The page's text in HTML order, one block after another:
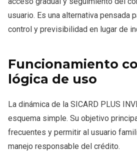
usuario. Es una alternativa pensada
control y previsibilidad en lugar de
Funcionamiento
lógica de uso
La dinámica de la SICARD PLUS
esquema simple. Su objetivo
frecuentes y permitir al usuario
manejo responsable del crédito.